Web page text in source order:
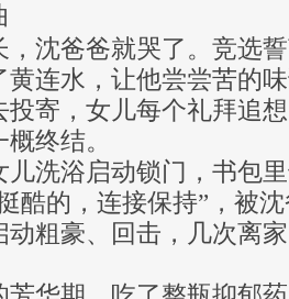
，沈爸爸就哭了。竞选
黄连水，让他尝尝苦的
投寄，女儿每个礼拜追
终结。
儿洗浴启动锁门，书包
酷的，连接保持”，被
动粗豪、回击，几次离